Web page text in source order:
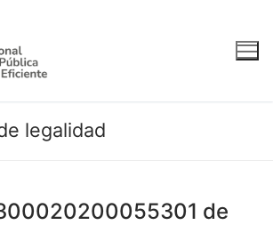
legalidad
de